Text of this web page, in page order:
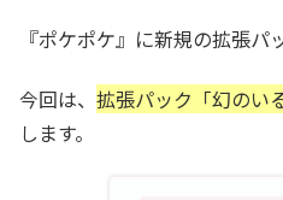
『ポケポケ』に新規の拡張パ
今回は、 拡張パック「幻のい
します。